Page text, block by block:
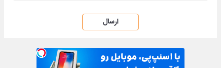
ارسال